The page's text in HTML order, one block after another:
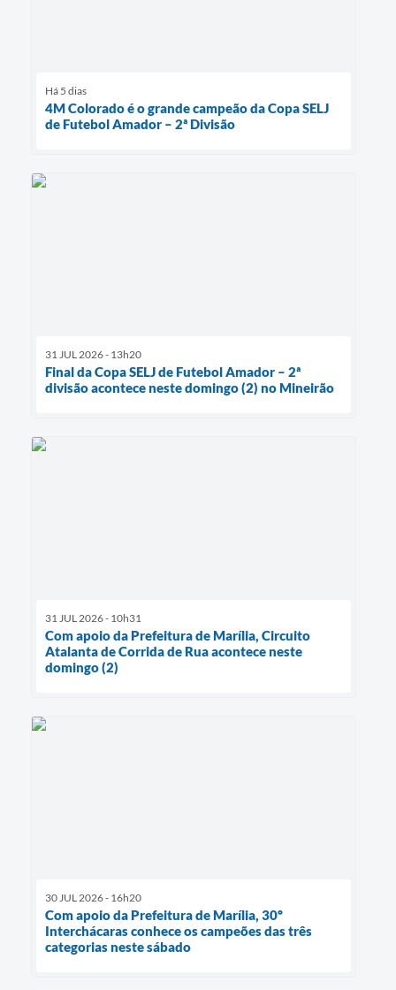
Há 5 dias
4M Colorado é o grande campeão da Copa SELJ
de Futebol Amador – 2ª Divisão
31 JUL 2026 - 13h20
Final da Copa SELJ de Futebol Amador – 2ª
divisão acontece neste domingo (2) no Mineirão
31 JUL 2026 - 10h31
Com apoio da Prefeitura de Marília, Circuito
Atalanta de Corrida de Rua acontece neste
domingo (2)
30 JUL 2026 - 16h20
Com apoio da Prefeitura de Marília, 30º
Interchácaras conhece os campeões das três
categorias neste sábado